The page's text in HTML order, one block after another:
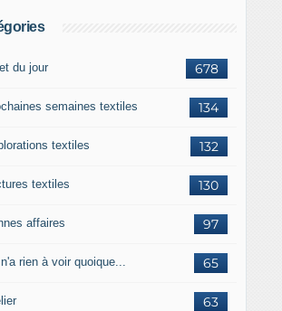
678
du jour
134
semaines textiles
132
textiles
130
textiles
97
affaires
65
rien à voir quoique...
63